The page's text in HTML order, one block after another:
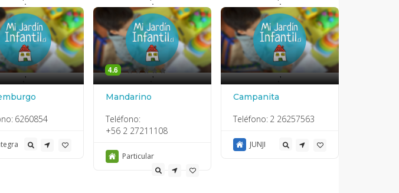
.'
6260854
.'
4.6
Mandarino
Teléfono:
+56 2 27211108
Particular
.'
Campanita
Teléfono: 2 26257563
JUNJI